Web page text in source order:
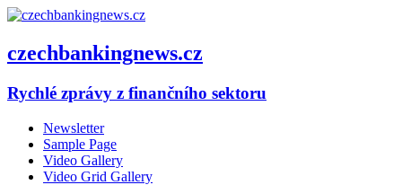
czechbankingnews.cz
Rychlé zprávy z finančního sektoru
Newsletter
Sample Page
Video Gallery
Video Grid Gallery